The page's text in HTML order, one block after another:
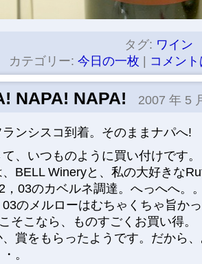
タグ: ワイン
カテゴリー: 今日の一枚 コメン
NAPA! NAPA! 2007 年 5
ンシスコ到着。そのままナパへ!
、いつものように買い付けです。
BELL Wineryと、私の大好きな
，03のカベルネ調達。へっへへ。
03のメルローはむちゃくちゃ旨か
そこなら、ものすごくお買い得。
、賞をもらったようです。だから
。